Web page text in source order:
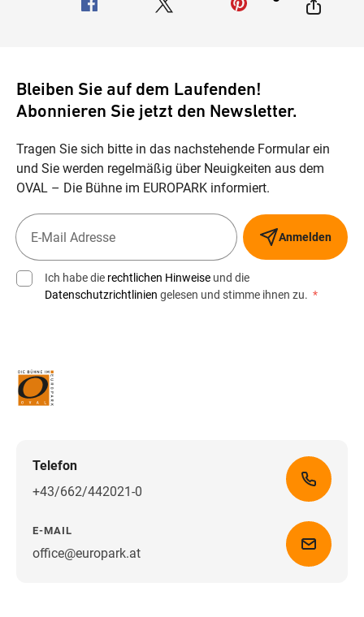
Bleiben Sie auf dem Laufenden!
Abonnieren Sie jetzt den Newsletter.
Tragen Sie sich bitte in das nachstehende Formular ein
und Sie werden regelmäßig über Neuigkeiten aus dem
OVAL – Die Bühne im EUROPARK informiert.
Anmelden
Ich habe die rechtlichen Hinweise und die
Datenschutzrichtlinien gelesen und stimme ihnen zu. *
Telefon
+43/662/442021-0
E-MAIL
office@europark.atWegbeschreibung erhalten